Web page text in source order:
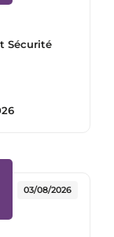
Sécurité
03/08/2026